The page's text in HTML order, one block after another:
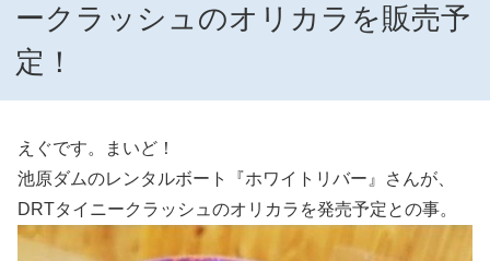
ークラッシュのオリカラを販売予
定！
えぐです。まいど！
池原ダムのレンタルボート『ホワイトリバー』さんが、
DRTタイニークラッシュのオリカラを発売予定との事。